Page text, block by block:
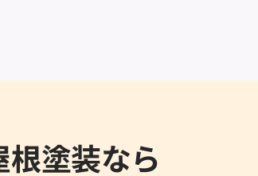
塗装なら